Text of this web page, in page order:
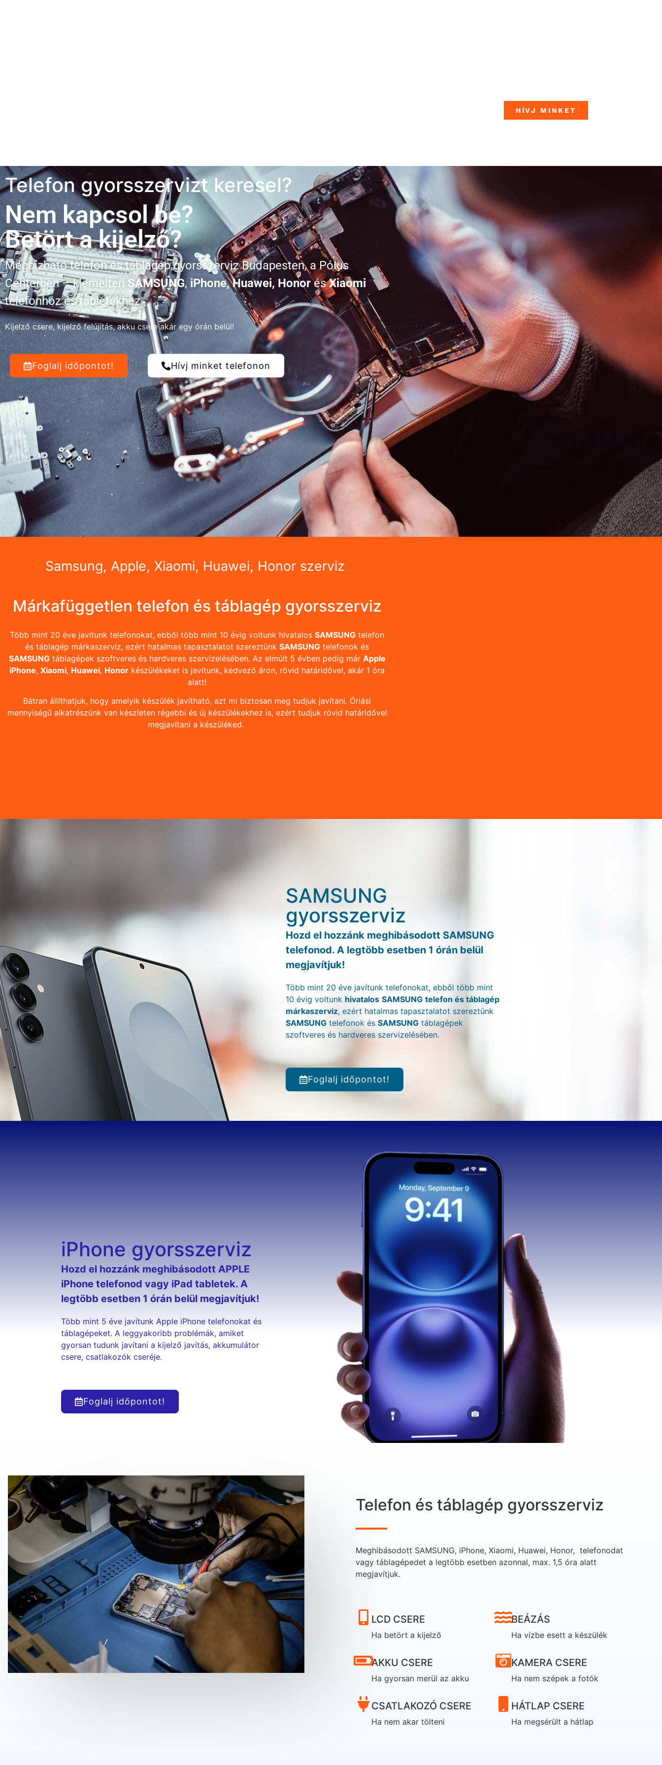
HÍVJ MINKET
Telefon gyorsszervizt keresel?
Nem kapcsol be?
Betört a kijelző?
Megbízható telefon és táblagép gyorsszerviz Budapesten, a Pólus
Centerben – kiemeltenSAMSUNG, iPhone, Huawei, HonorésXiaomi
telefonhoz és tabletekhez.
Kijelző csere, kijelző felújítás, akku csere akár egy órán belül!
Foglalj időpontot! Hívj minket telefonon
Samsung, Apple, Xiaomi, Huawei, Honor szerviz
Márkafüggetlen telefon és táblagép gyorsszerviz
Több mint 20 éve javítunk telefonokat, ebből több mint 10 évig voltunk hivatalos SAMSUNG telefon
és táblagép márkaszerviz, ezért hatalmas tapasztalatot szereztünk SAMSUNG telefonok és
SAMSUNGtáblagépek szoftveres és hardveres szervizelésében. Az elmúlt 5 évben pedig már Apple
iPhone, Xiaomi, Huawei, Honor készülékeket is javítunk, kedvező áron, rövid határidővel, akár 1 óra
alatt!
Bátran állíthatjuk, hogy amelyik készülék javítható, azt mi biztosan meg tudjuk javítani. Óriási
mennyiségű alkatrészünk van készleten régebbi és új készülékekhez is, ezért tudjuk rövid határidővel
megjavítani a készüléked.
SAMSUNG
gyorsszerviz
Hozd el hozzánk meghibásodott SAMSUNG
telefonod. A legtöbb esetben 1 órán belül
megjavítjuk!
Több mint 20 éve javítunk telefonokat, ebből több mint
10 évig voltunk hivatalos SAMSUNG telefon és táblagép
márkaszerviz, ezért hatalmas tapasztalatot szereztünk
SAMSUNG telefonok és SAMSUNG táblagépek
szoftveres és hardveres szervizelésében.
Foglalj időpontot!
iPhone gyorsszerviz
Hozd el hozzánk meghibásodott APPLE
iPhone telefonod vagy iPad tabletek. A
legtöbb esetben 1 órán belül megjavítjuk!
Több mint 5 éve javítunk Apple iPhone telefonokat és
táblagépeket. A leggyakoribb problémák, amiket
gyorsan tudunk javítani a kijelző javítás, akkumulátor
csere, csatlakozók cseréje.
Foglalj időpontot!
Telefon és táblagép gyorsszerviz
Meghibásodott SAMSUNG, iPhone, Xiaomi, Huawei, Honor, telefonodat
vagy táblagépedet a legtöbb esetben azonnal, max. 1,5 óra alatt
megjavítjuk.
LCD CSERE
Ha betört a kijelző
AKKU CSERE
Ha gyorsan merül az akku
CSATLAKOZÓ CSERE
Ha nem akar tölteni
BEÁZÁS
Ha vízbe esett a készülék
KAMERA CSERE
Ha nem szépek a fotók
HÁTLAP CSERE
Ha megsérült a hátlap